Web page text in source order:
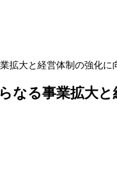
大と経営体制の強化に
る事業拡大と